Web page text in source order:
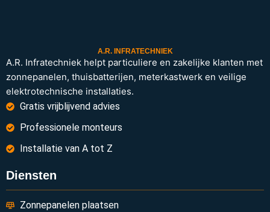
A.R. INFRATECHNIEK
A.R. Infratechniek helpt particuliere en zakelijke klanten met
zonnepanelen, thuisbatterijen, meterkastwerk en veilige
elektrotechnische installaties.
Gratis vrijblijvend advies
Professionele monteurs
Installatie van A tot Z
Diensten
Zonnepanelen plaatsen